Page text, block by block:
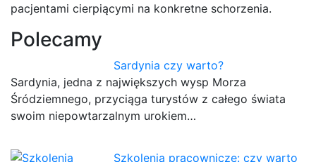
pacjentami cierpiącymi na konkretne schorzenia.
Polecamy
Sardynia czy warto?
Sardynia, jedna z największych wysp Morza
Śródziemnego, przyciąga turystów z całego świata
swoim niepowtarzalnym urokiem…
Szkolenia pracownicze: czy warto